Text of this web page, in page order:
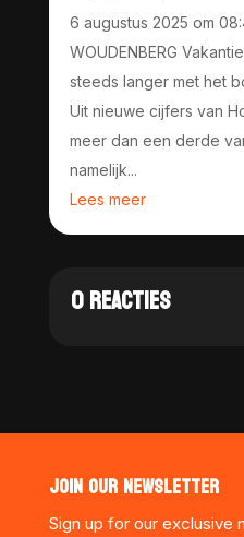
6 augustus 2025 om
WOUDENBERG
steeds langer met het
Uit nieuwe cijfers van
meer dan een derde
namelijk...
Lees meer
0 REACTIES
JOIN OUR NEWSLETTER
Sign up for our exclusive